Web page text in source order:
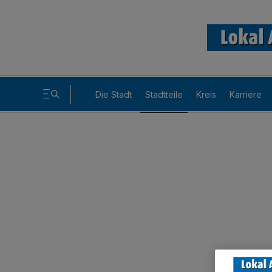
Die Stadt Stadtteile Kreis Karriere